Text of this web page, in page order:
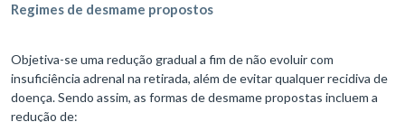
Regimes de desmame propostos
Objetiva-se uma redução gradual a fim de não evoluir com
insuficiência adrenal na retirada, além de evitar qualquer recidiva de
doença. Sendo assim, as formas de desmame propostas incluem a
redução de: